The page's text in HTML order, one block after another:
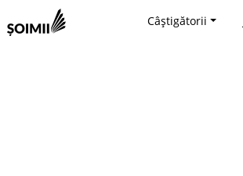
Câștigătorii